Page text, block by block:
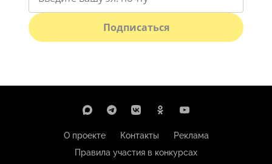
Подписаться
О проекте Контакты
Реклама
Правила участия в конкурсах